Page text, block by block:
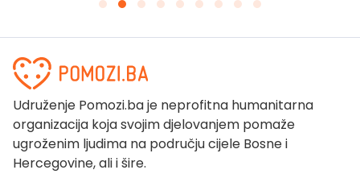
Udruženje Pomozi.ba je neprofitna humanitarna
organizacija koja svojim djelovanjem pomaže
ugroženim ljudima na području cijele Bosne i
Hercegovine, ali i šire.